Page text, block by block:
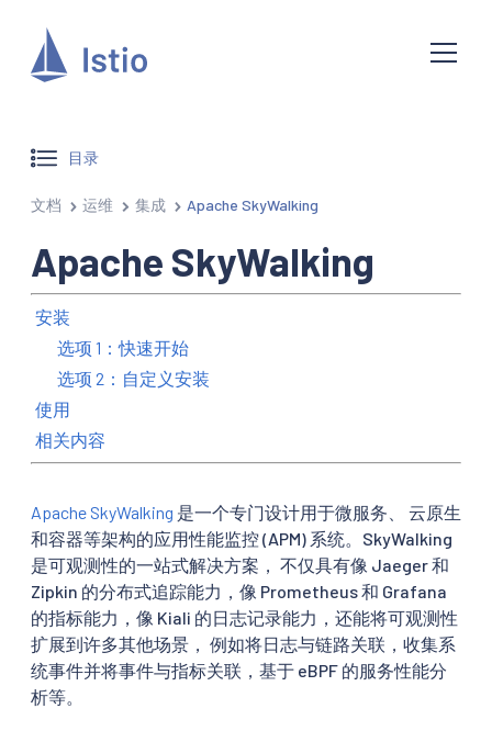
目录
文档 运维 集成 Apache SkyWalking
Apache SkyWalking
安装
选项 1：快速开始
选项 2：自定义安装
使用
相关内容
Apache SkyWalking 是一个专门设计用于微服务、 云原生
和容器等架构的应用性能监控 (APM) 系统。SkyWalking
是可观测性的一站式解决方案， 不仅具有像 Jaeger 和
Zipkin 的分布式追踪能力，像 Prometheus 和 Grafana
的指标能力，像 Kiali 的日志记录能力，还能将可观测性
扩展到许多其他场景， 例如将日志与链路关联，收集系
统事件并将事件与指标关联，基于 eBPF 的服务性能分
析等。